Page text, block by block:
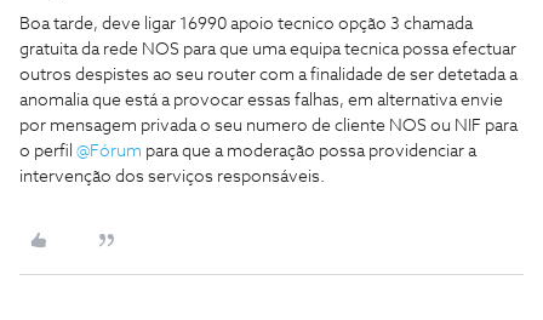
Boa tarde, deve ligar 16990 apoio tecnico opção 3 chamada
gratuita da rede NOS para que uma equipa tecnica possa efectuar
outros despistes ao seu router com a finalidade de ser detetada a
anomalia que está a provocar essas falhas, em alternativa envie
por mensagem privada o seu numero de cliente NOS ou NIF para
o perfil @Fórum para que a moderação possa providenciar a
intervenção dos serviços responsáveis.